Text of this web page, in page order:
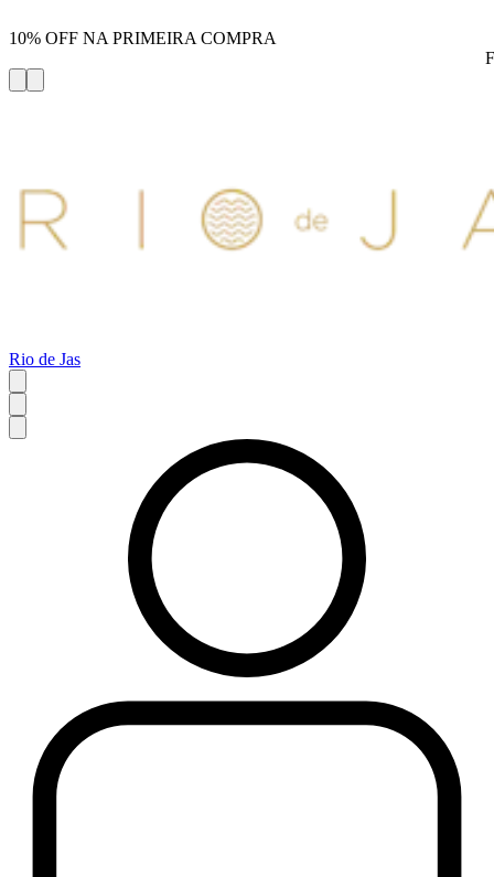
10% OFF NA PRIMEIRA COMPRA
Rio de Jas